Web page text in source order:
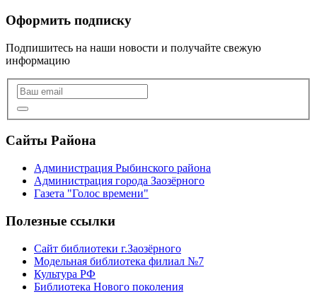
Оформить подписку
Подпишитесь на наши новости и получайте свежую
информацию
Сайты Района
Администрация Рыбинского района
Администрация города Заозёрного
Газета "Голос времени"
Полезные ссылки
Сайт библиотеки г.Заозёрного
Модельная библиотека филиал №7
Культура РФ
Библиотека Нового поколения